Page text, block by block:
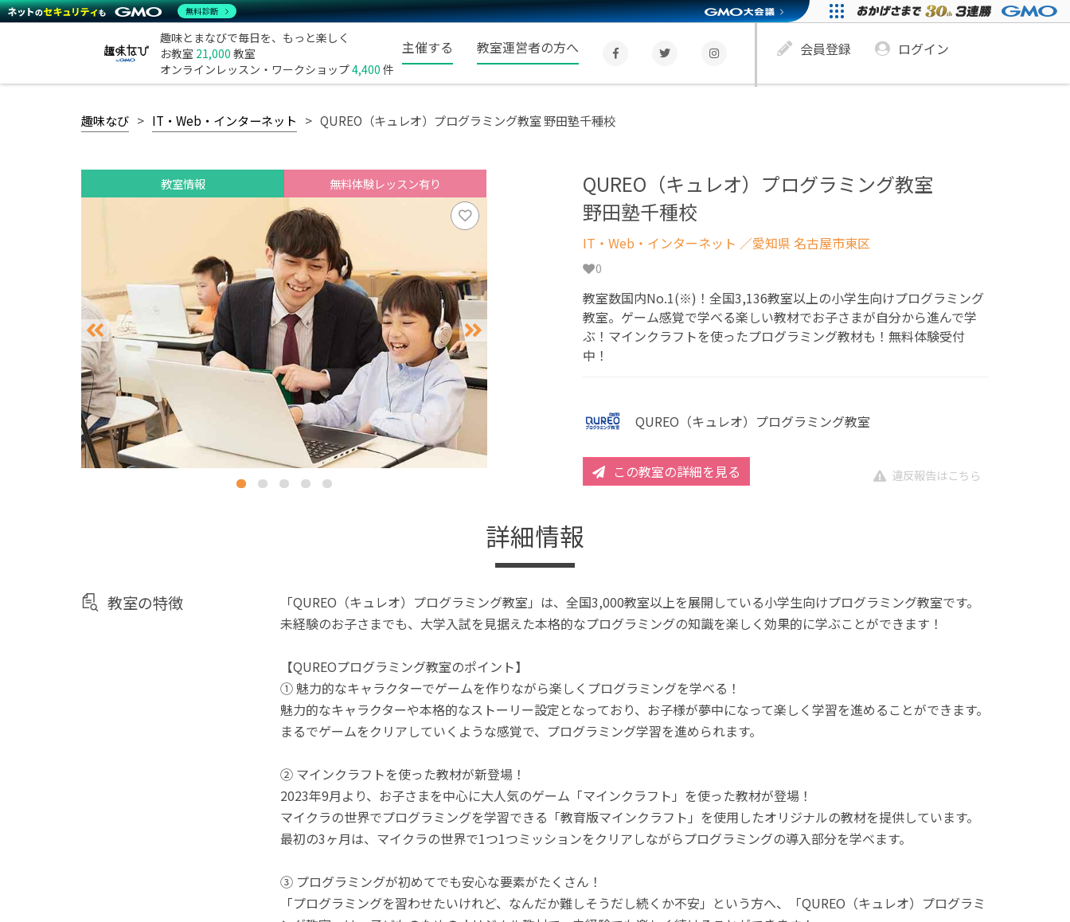
趣味とまなびで毎日を、もっと楽しく
お教室 21,000 教室
オンラインレッスン・ワークショップ4,400 件
主催する 教室運営者の方へ 会員登録 ログイン
趣味なび IT・Web・インターネット QUREO（キュレオ）プログラミング教室 野田塾千種校
教室情報 無料体験レッスン有り
QUREO（キュレオ）プログラミング教室
野田塾千種校
IT・Web・インターネット ／愛知県 名古屋市東区
0
教室数国内No.1(※)！全国3,136教室以上の小学生向けプログラミング
教室。ゲーム感覚で学べる楽しい教材でお子さまが自分から進んで学
ぶ！マインクラフトを使ったプログラミング教材も！無料体験受付
中！
QUREO（キュレオ）プログラミング教室
この教室の詳細を見る 違反報告はこちら
詳細情報
教室の特徴
「QUREO（キュレオ）プログラミング教室」は、全国3,000教室以上を展開している小学生向けプログラミング教室です。
未経験のお子さまでも、大学入試を見据えた本格的なプログラミングの知識を楽しく効果的に学ぶことができます！
【QUREOプログラミング教室のポイント】
① 魅力的なキャラクターでゲームを作りながら楽しくプログラミングを学べる！
魅力的なキャラクターや本格的なストーリー設定となっており、お子様が夢中になって楽しく学習を進めることができます。
まるでゲームをクリアしていくような感覚で、プログラミング学習を進められます。
② マインクラフトを使った教材が新登場！
2023年9月より、お子さまを中心に大人気のゲーム「マインクラフト」を使った教材が登場！
マイクラの世界でプログラミングを学習できる「教育版マインクラフト」を使用したオリジナルの教材を提供しています。
最初の3ヶ月は、マイクラの世界で1つ1つミッションをクリアしながらプログラミングの導入部分を学べます。
③ プログラミングが初めてでも安心な要素がたくさん！
「プログラミングを習わせたいけれど、なんだか難しそうだし続くか不安」という方へ、「QUREO（キュレオ）プログラミ
無料診断